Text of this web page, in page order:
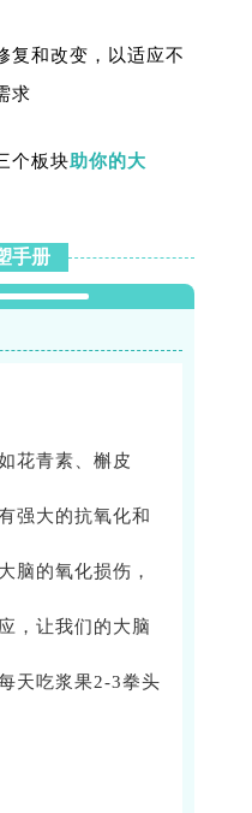
复和改变，以适应不
求
个板块助你的大
手册
花青素、槲皮
强大的抗氧化和
脑的氧化损伤，
，让我们的大脑
天吃浆果2-3拳头